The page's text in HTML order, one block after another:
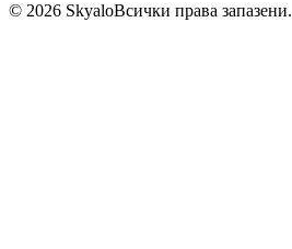
© 2026 SkyaloВсички права запазени.